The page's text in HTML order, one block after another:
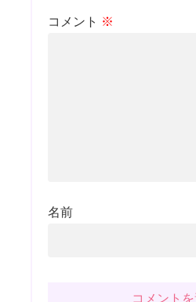
コメント ※
名前